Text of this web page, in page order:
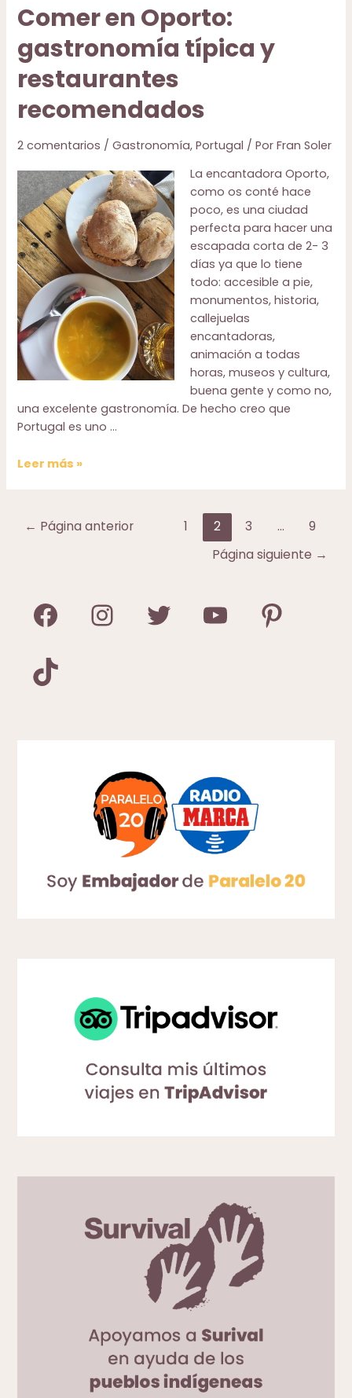
de
playa
de
Málaga
y
la
Costa
de
Comer en Oporto:
gastronomía típica y
restaurantes
recomendados
2 comentarios /Gastronomía,Portugal / PorFran Soler
La encantadora Oporto,
como os conté hace
poco, es una ciudad
perfecta para hacer una
escapada corta de 2- 3
días ya que lo tiene
todo: accesible a pie,
monumentos, historia,
callejuelas
encantadoras,
animación a todas
horas, museos y cultura,
buena gente y como no,
una excelente gastronomía. De hecho creo que
Portugal es uno …
Comer
gastronomía
típica
Leer más »
Paginación
← Página anterior 1 2 3 …
9
Página siguiente →
Facebook Instagram Twitter YouTube
Pinterest
TikTok